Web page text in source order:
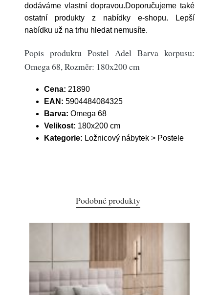
dodáváme vlastní dopravou.Doporučujeme také
ostatní produkty z nabídky e-shopu. Lepší
nabídku už na trhu hledat nemusíte.
Popis produktu Postel Adel Barva korpusu:
Omega 68, Rozměr: 180x200 cm
Cena: 21890
EAN: 5904484084325
Barva: Omega 68
Velikost: 180x200 cm
Kategorie: Ložnicový nábytek > Postele
Podobné produkty